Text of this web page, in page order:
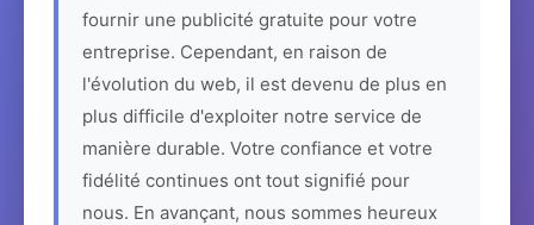
fournir une publicité gratuite pour votre
entreprise. Cependant, en raison de
l'évolution du web, il est devenu de plus en
plus difficile d'exploiter notre service de
manière durable. Votre confiance et votre
fidélité continues ont tout signifié pour
nous. En avançant, nous sommes heureux